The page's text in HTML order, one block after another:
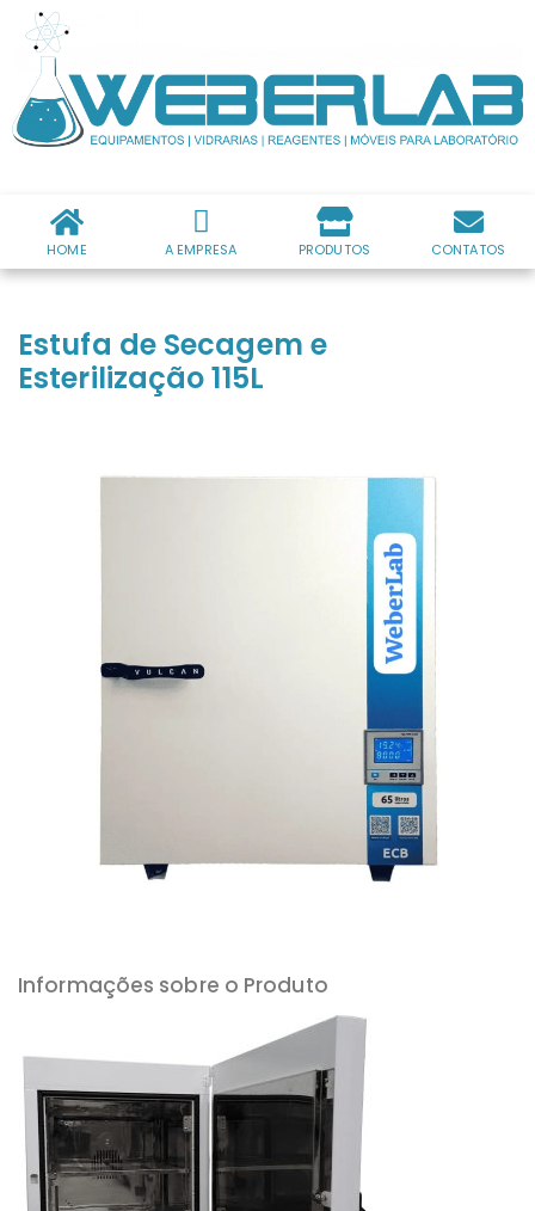
HOME A EMPRESA PRODUTOS CONTATOS
Estufa de Secagem e
Esterilização 115L
Informações sobre o Produto